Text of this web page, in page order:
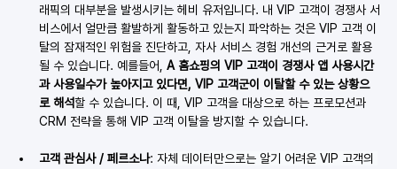
래픽의 대부분을 발생시키는 헤비 유저입니다. 내 VIP 고객이 경쟁사 서
비스에서 얼만큼 활발하게 활동하고 있는지 파악하는 것은 VIP 고객 이
탈의 잠재적인 위험을 진단하고, 자사 서비스 경험 개선의 근거로 활용
될 수 있습니다. 예를들어, A 홈쇼핑의 VIP 고객이 경쟁사 앱 사용시간
과 사용일수가 높아지고 있다면, VIP 고객군이 이탈할 수 있는 상황으
로 해석할 수 있습니다. 이 때, VIP 고객을 대상으로 하는 프로모션과
CRM 전략을 통해 VIP 고객 이탈을 방지할 수 있습니다.
고객 관심사 / 페르소나: 자체 데이터만으로는 알기 어려운 VIP 고객의